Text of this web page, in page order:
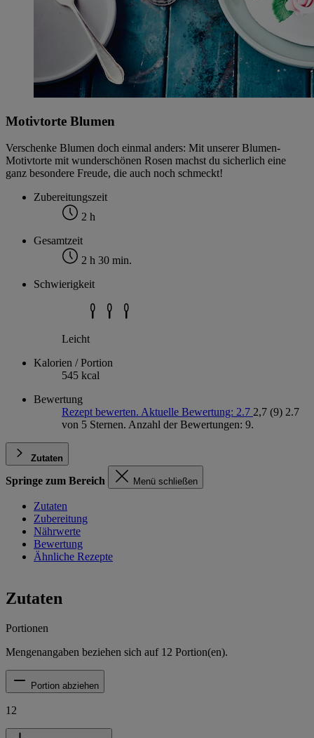
Motivtorte Blumen
Verschenke Blumen doch einmal anders: Mit unserer Blumen-
Motivtorte mit wunderschönen Rosen machst du sicherlich eine
ganz besondere Freude, die auch noch schmeckt!
Zubereitungszeit
2 h
Gesamtzeit
2 h 30 min.
Schwierigkeit
Leicht
Kalorien / Portion
545 kcal
Bewertung
Rezept bewerten. Aktuelle Bewertung: 2.7 2,7 (9) 2.7
von 5 Sternen. Anzahl der Bewertungen: 9.
Zutaten
Springe zum Bereich Menü schließen
Zutaten
Zubereitung
Nährwerte
Bewertung
Ähnliche Rezepte
Zutaten
Portionen
Mengenangaben beziehen sich auf 12 Portion(en).
Portion abziehen
12